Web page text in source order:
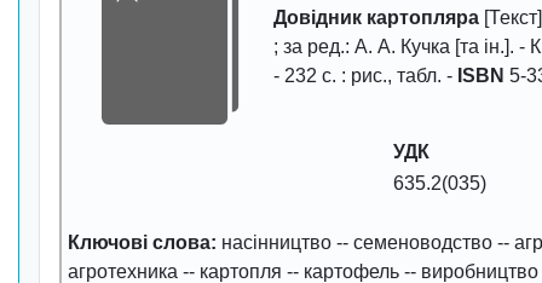
Довідник картопляра
; за ред.: А. А. Кучка [та ін.]. -
- 232 с. : рис., табл. - ISBN 5-
УДК
635.2(035)
Ключові слова: насінництво -- семеноводство --
агротехника -- картопля -- картофель -- виробництво